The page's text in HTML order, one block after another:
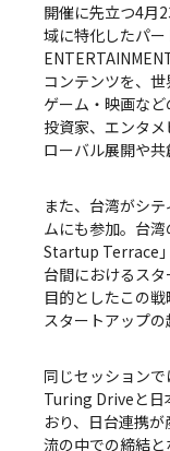
開催に先立つ4月
域に特化したパ
コンテンツを、
ゲーム・映画など
投資家、エンタ
ローバル展開や共
また、台湾がシ
ムにも参加。台
Startup Terrace
台間におけるス
目的としたこの
スタートアップの
同じセッション
Turing Driveと日
おり、日台連携
流の中での締結と